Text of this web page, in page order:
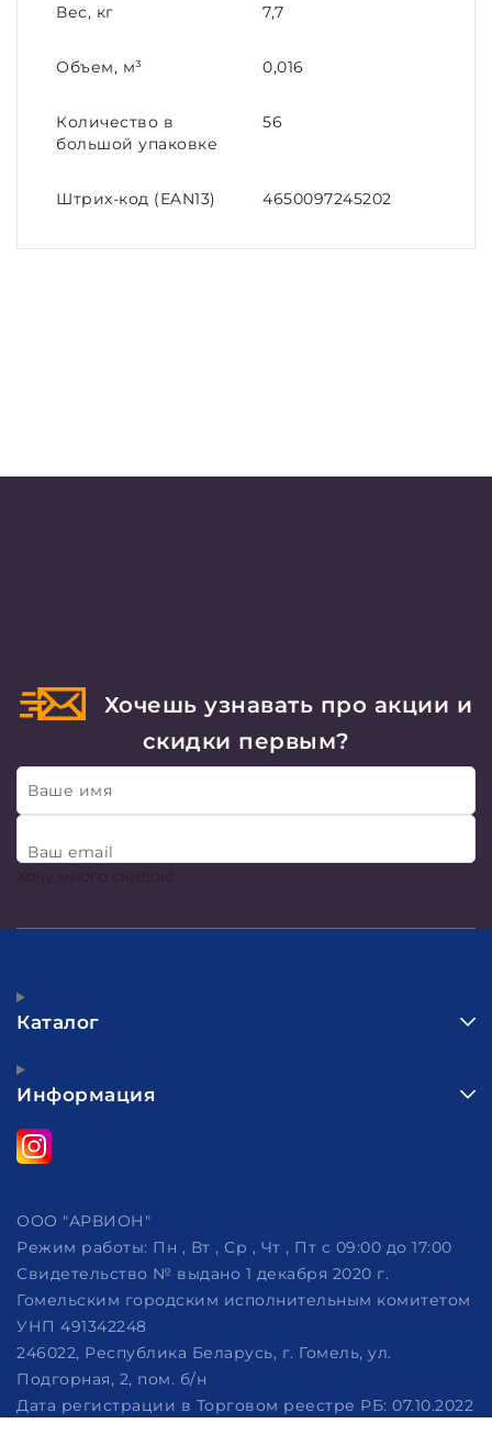
Вес, кг 7,7
Объем, м³ 0,016
Количество в
большой упаковке
56
Штрих-код (EAN13) 4650097245202
Хочешь узнавать про акции и
скидки первым?
Ваше имя
Ваш email
Хочу много скидок!
Каталог
Информация
ООО "АРВИОН"
Режим работы: Пн , Вт , Ср , Чт , Пт c 09:00 до 17:00
Свидетельство № выдано 1 декабря 2020 г.
Гомельским городским исполнительным комитетом
УНП 491342248
246022, Республика Беларусь, г. Гомель, ул.
Подгорная, 2, пом. б/н
Дата регистрации в Торговом реестре РБ: 07.10.2022